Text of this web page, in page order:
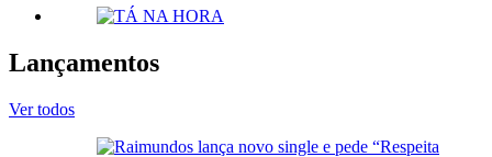
Lançamentos
Ver todos